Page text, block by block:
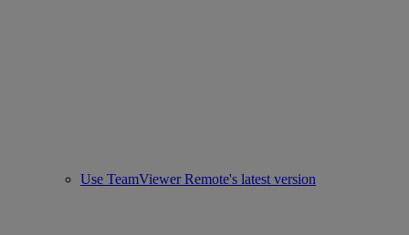
Use TeamViewer Remote's latest version